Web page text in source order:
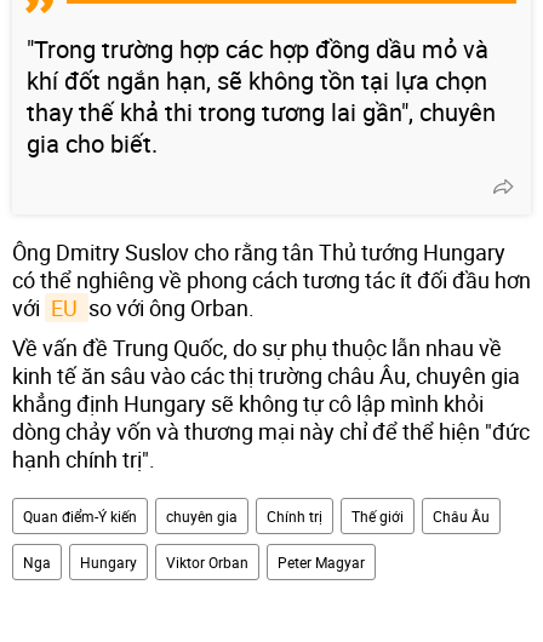
"Trong trường hợp các hợp đồng dầu mỏ và
khí đốt ngắn hạn, sẽ không tồn tại lựa chọn
thay thế khả thi trong tương lai gần", chuyên
gia cho biết.
Ông Dmitry Suslov cho rằng tân Thủ tướng Hungary
có thể nghiêng về phong cách tương tác ít đối đầu hơn
với EU so với ông Orban.
Về vấn đề Trung Quốc, do sự phụ thuộc lẫn nhau về
kinh tế ăn sâu vào các thị trường châu Âu, chuyên gia
khẳng định Hungary sẽ không tự cô lập mình khỏi
dòng chảy vốn và thương mại này chỉ để thể hiện "đức
hạnh chính trị".
Quan điểm-Ý kiến chuyên gia Chính trị Thế giới Châu Âu
Nga Hungary Viktor Orban Peter Magyar